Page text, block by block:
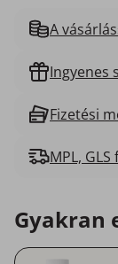
A
Ingyenes
Fizetési
MPL,
Gyakran